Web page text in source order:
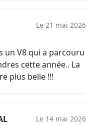
Le 21 mai 2026
un V8 qui a parcouru
cette année.. La
plus belle !!!
Le 14 mai 2026